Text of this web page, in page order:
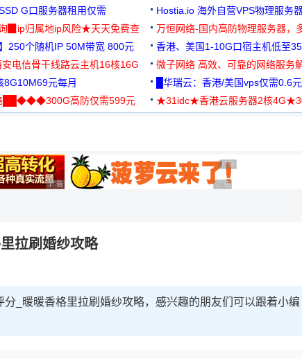
G口服务器租用仅需
测试
Hostia.io 海外自营VPS物理服务
▉ip归属地ip风险★天天免费查
万恒网络-国内高防物理服务器，
99元/月起
】250个随机IP 50M带宽 800元 香港、美国1-10G口宿主机低至
电信骨干线路云主机16核16G
微子网络 高效、可靠的网络服务
8G10M69元每月 █华瑞云：香港/美国vps仅需0.6元
██◆◆◆300G高防仅需599元
★31idc★香港云服务器2核
广告 商业广告，理性选择 广告 商业广告，理性选择
广告 商业广告，理性选择
拉刷婚纱攻略
_暖暖香格里拉刷婚纱攻略，感兴趣的朋友们可以跟着小编